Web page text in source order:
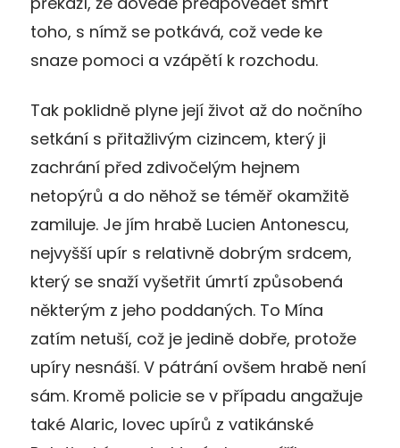
toho, s nímž se potkává, což vede ke
snaze pomoci a vzápětí k rozchodu.
Tak poklidně plyne její život až do nočního
setkání s přitažlivým cizincem, který ji
zachrání před zdivočelým hejnem
netopýrů a do něhož se téměř okamžitě
zamiluje. Je jím hrabě Lucien Antonescu,
nejvyšší upír s relativně dobrým srdcem,
který se snaží vyšetřit úmrtí způsobená
některým z jeho poddaných. To Mína
zatím netuší, což je jedině dobře, protože
upíry nesnáší. V pátrání ovšem hrabě není
sám. Kromě policie se v případu angažuje
také Alaric, lovec upírů z vatikánské